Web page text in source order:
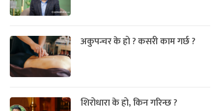
अकुपन्चर के हो ? कसरी काम गर्छ ?
शिरोधारा के हो, किन गरिन्छ ?